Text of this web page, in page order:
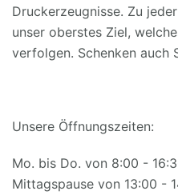
Druckerzeugnisse. Zu
unser oberstes Ziel,
verfolgen. Schenken auch
Unsere Öffnungszeiten:
Mo. bis Do. von 8:00 -
Mittagspause von 13:00 -